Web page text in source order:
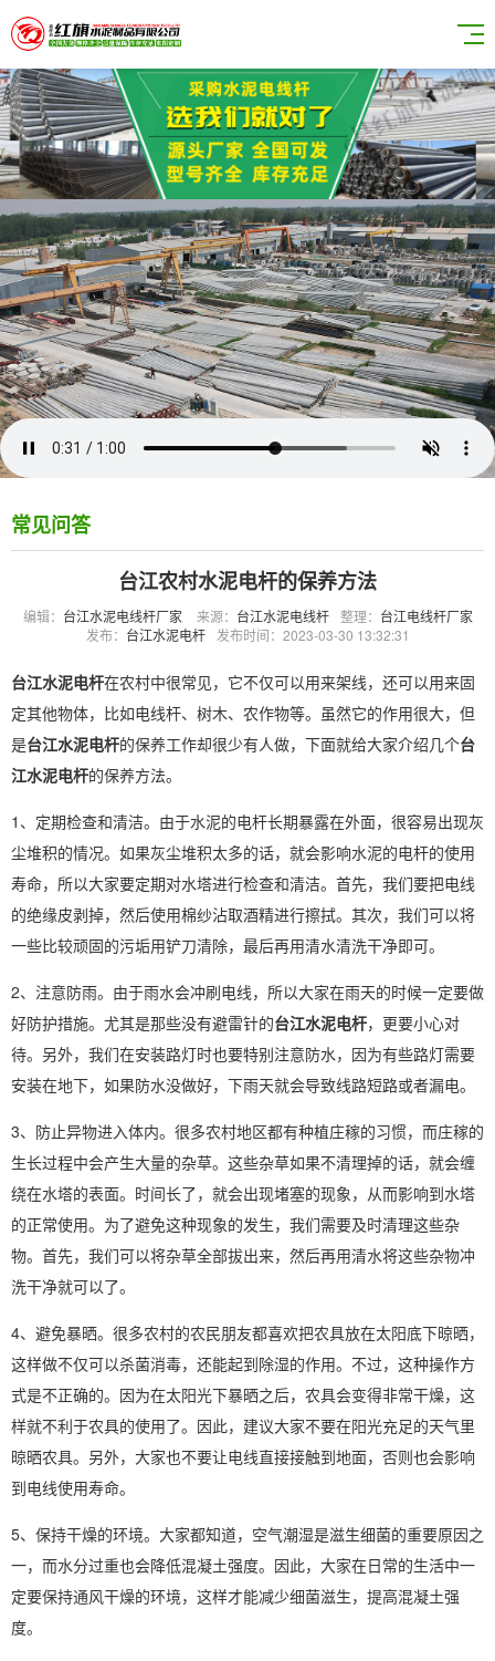
常见问答
台江农村水泥电杆的保养方法
编辑： 台江水泥电线杆厂家 来源： 台江水泥电线杆 整理： 台江电线杆厂家
发布： 台江水泥电杆 发布时间：2023-03-30 13:32:31
台江水泥电杆在农村中很常见，它不仅可以用来架线，还可以用来固
定其他物体，比如电线杆、树木、农作物等。虽然它的作用很大，但
是台江水泥电杆的保养工作却很少有人做，下面就给大家介绍几个台
江水泥电杆的保养方法。
1、定期检查和清洁。由于水泥的电杆长期暴露在外面，很容易出现灰
尘堆积的情况。如果灰尘堆积太多的话，就会影响水泥的电杆的使用
寿命，所以大家要定期对水塔进行检查和清洁。首先，我们要把电线
的绝缘皮剥掉，然后使用棉纱沾取酒精进行擦拭。其次，我们可以将
一些比较顽固的污垢用铲刀清除，最后再用清水清洗干净即可。
2、注意防雨。由于雨水会冲刷电线，所以大家在雨天的时候一定要做
好防护措施。尤其是那些没有避雷针的台江水泥电杆，更要小心对
待。另外，我们在安装路灯时也要特别注意防水，因为有些路灯需要
安装在地下，如果防水没做好，下雨天就会导致线路短路或者漏电。
3、防止异物进入体内。很多农村地区都有种植庄稼的习惯，而庄稼的
生长过程中会产生大量的杂草。这些杂草如果不清理掉的话，就会缠
绕在水塔的表面。时间长了，就会出现堵塞的现象，从而影响到水塔
的正常使用。为了避免这种现象的发生，我们需要及时清理这些杂
物。首先，我们可以将杂草全部拔出来，然后再用清水将这些杂物冲
洗干净就可以了。
4、避免暴晒。很多农村的农民朋友都喜欢把农具放在太阳底下晾晒，
这样做不仅可以杀菌消毒，还能起到除湿的作用。不过，这种操作方
式是不正确的。因为在太阳光下暴晒之后，农具会变得非常干燥，这
样就不利于农具的使用了。因此，建议大家不要在阳光充足的天气里
晾晒农具。另外，大家也不要让电线直接接触到地面，否则也会影响
到电线使用寿命。
5、保持干燥的环境。大家都知道，空气潮湿是滋生细菌的重要原因之
一，而水分过重也会降低混凝土强度。因此，大家在日常的生活中一
定要保持通风干燥的环境，这样才能减少细菌滋生，提高混凝土强
度。